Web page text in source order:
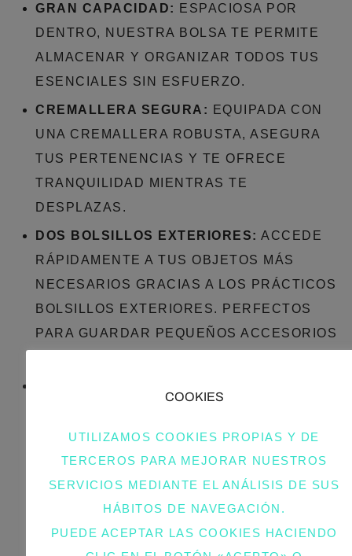
GRAN CAPACIDAD:
ESPACIOSA POR
DENTRO, NUESTRA BOLSA TE PERMITE
ALMACENAR Y ORGANIZAR TODOS TUS
ESENCIALES SIN ESFUERZO.
CREMALLERA SEGURA:
EQUIPADA CON
UNA CREMALLERA ROBUSTA, ASEGURA
TUS PERTENENCIAS Y TE OFRECE
TRANQUILIDAD MIENTRAS TE
DESPLAZAS.
DOS BOLSILLOS EXTERIORES: ACCEDE
RÁPIDAMENTE A TUS OBJETOS MÁS
NECESARIOS GRACIAS A LOS PRÁCTICOS
BOLSILLOS EXTERIORES. PERFECTOS
PARA GUARDAR PEQUEÑOS ACCESORIOS
LLEVAR DEBERES, EQUIPO DE TRABAJO,
O INCLUSO ALIMENTOS. SU DISEÑO
ELEGANTE Y FUNCIONAL COMPLEMENTA
CUALQUIER LOOK, DESDE CASUAL HASTA
PROFESIONAL.
COOKIES
UTILIZAMOS COOKIES PROPIAS Y DE
TERCEROS PARA MEJORAR NUESTROS
SERVICIOS MEDIANTE EL ANÁLISIS DE SUS
HÁBITOS DE NAVEGACIÓN.
PUEDE ACEPTAR LAS COOKIES HACIENDO